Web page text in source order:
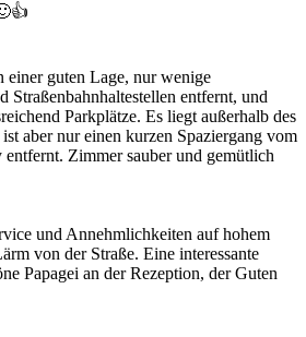
einer guten Lage, nur wenige
Straßenbahnhaltestellen entfernt, und
Parkplätze. Es liegt außerhalb des
aber nur einen kurzen Spaziergang vom
Zimmer sauber und gemütlich
und Annehmlichkeiten auf hohem
von der Straße. Eine interessante
Papagei an der Rezeption, der Guten